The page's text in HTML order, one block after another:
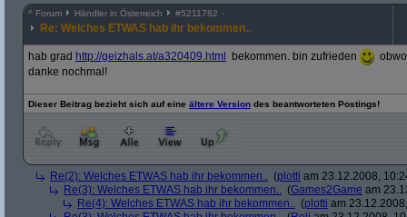
^ Forum Händler in Österreich #5211782
Re: Welches ETWAS hab ihr bekommen..
hab grad http://geizhals.at/a320409.html bekommen. bin zufrieden
danke nochmal!
Dieser Beitrag bezieht sich auf eine ältere Version des beantworteten Postings!
Re(2): Welches ETWAS hab ihr bekommen.. (plotti am 23.12.2008,
Re(3): Welches ETWAS hab ihr bekommen.. (Games2Game am
Re(4): Welches ETWAS hab ihr bekommen.. (plotti am